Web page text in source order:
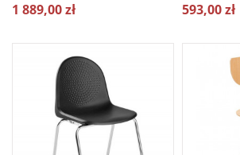
1 889,00 zł 593,00 zł